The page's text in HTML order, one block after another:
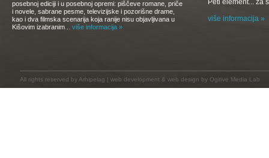
posebnoj ediciji i u posebnoj opremi: piščeve romane, priče
i novele, sabrane pesme, televizijske i pozorišne drame,
kao i dva filmska scenarija koja ranije nisu objavljivana u
Kišovim izabranim... više informacija »
Peti element... za
više informacija »
All rights reserved by Arhipelag | web development & web design by Ogitive Media Lab